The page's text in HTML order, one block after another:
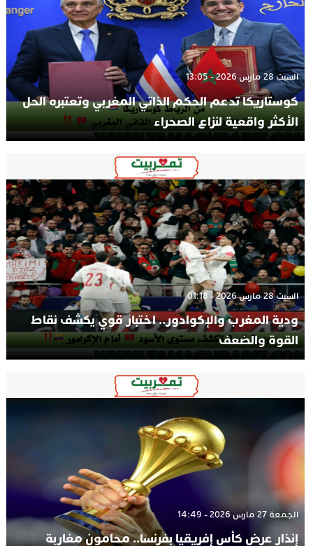
السبت 28 مارس 2026 - 13:05
كوستاريكا تدعم الحكم الذاتي المغربي وتعتبره الحل
الأكثر واقعية لنزاع الصحراء
السبت 28 مارس 2026 - 01:18
ودية المغرب والإكوادور.. اختبار قوي يكشف نقاط
القوة والضعف
الجمعة 27 مارس 2026 - 14:49
إنذار عرض كأس إفريقيا بفرنسا.. محامون مغاربة